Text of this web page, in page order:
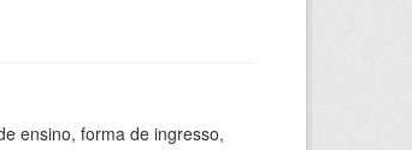
ensino, forma de ingresso,